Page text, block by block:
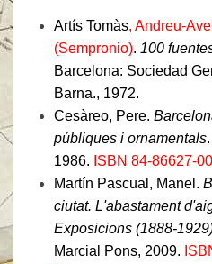
Artís Tomàs, Andreu-
(Sempronio). 100
Barcelona: Sociedad
Barna., 1972.
Cesàreo, Pere.
públiques i ornamentals
1986. ISBN 84-86627-
Martín Pascual , Manel.
ciutat. L'abastament
Exposicions (1888-
Marcial Pons, 2009.